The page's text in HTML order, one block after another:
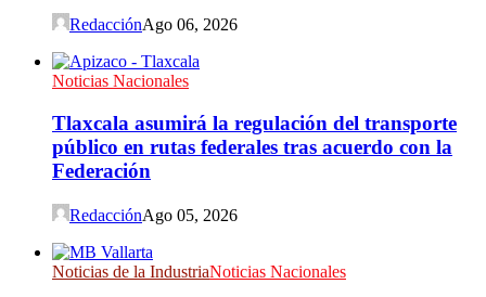
RedacciónAgo 06, 2026
Noticias Nacionales
Tlaxcala asumirá la regulación del transporte
público en rutas federales tras acuerdo con la
Federación
RedacciónAgo 05, 2026
Noticias de la IndustriaNoticias Nacionales